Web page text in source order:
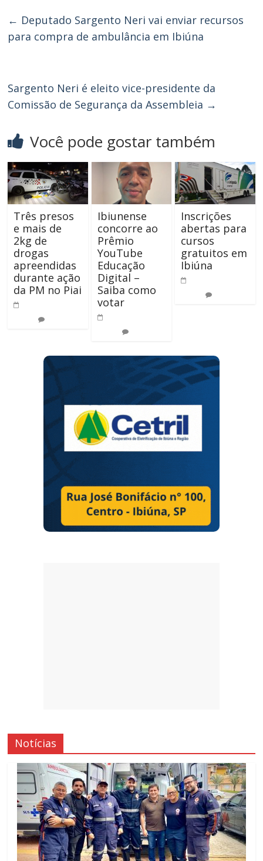
← Deputado Sargento Neri vai enviar recursos
para compra de ambulância em Ibiúna
Sargento Neri é eleito vice-presidente da
Comissão de Segurança da Assembleia →
Você pode gostar também
Três presos
e mais de
2kg de
drogas
apreendidas
durante ação
da PM no Piai
Ibiunense
concorre ao
Prêmio
YouTube
Educação
Digital –
Saiba como
votar
Inscrições
abertas para
cursos
gratuitos em
Ibiúna
Notícias